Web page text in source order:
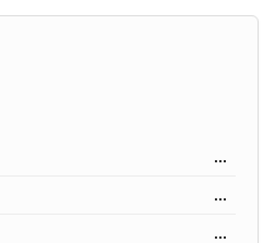
...
...
...